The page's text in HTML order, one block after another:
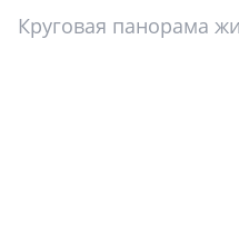
Круговая панорама